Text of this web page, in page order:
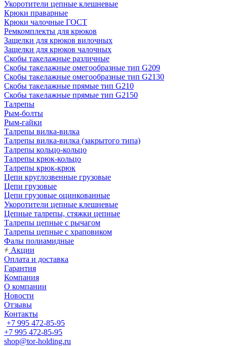
Укоротители цепные клешневые
Крюки праварные
Крюки чалочные ГОСТ
Ремкомплекты для крюков
Защелки для крюков вилочных
Защелки для крюков чалочных
Скобы такелажные различные
Скобы такелажные омегообразные тип G209
Скобы такелажные омегообразные тип G2130
Скобы такелажные прямые тип G210
Скобы такелажные прямые тип G2150
Талрепы
Рым-болты
Рым-гайки
Талрепы вилка-вилка
Талрепы вилка-вилка (закрытого типа)
Талрепы кольцо-кольцо
Талрепы крюк-кольцо
Талрепы крюк-крюк
Цепи круглозвенные грузовые
Цепи грузовые
Цепи грузовые оцинкованные
Укоротители цепные клешневые
Цепные талрепы, стяжки цепные
Талрепы цепные с рычагом
Талрепы цепные с храповиком
Фалы полиамидные
Акции
Оплата и доставка
Гарантия
Компания
О компании
Новости
Отзывы
Контакты
+7 995 472-85-95
+7 995 472-85-95
shop@tor-holding.ru